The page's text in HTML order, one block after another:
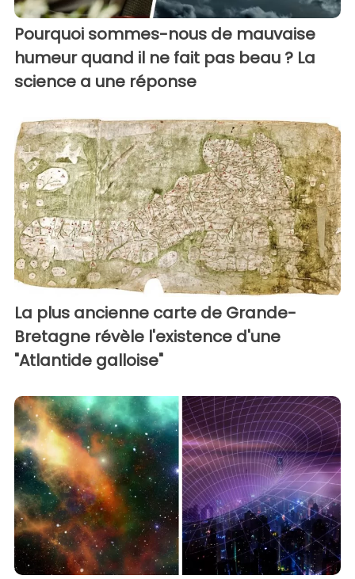
Pourquoi sommes-nous de mauvaise
humeur quand il ne fait pas beau ? La
science a une réponse
La plus ancienne carte de Grande-
Bretagne révèle l'existence d'une
"Atlantide galloise"